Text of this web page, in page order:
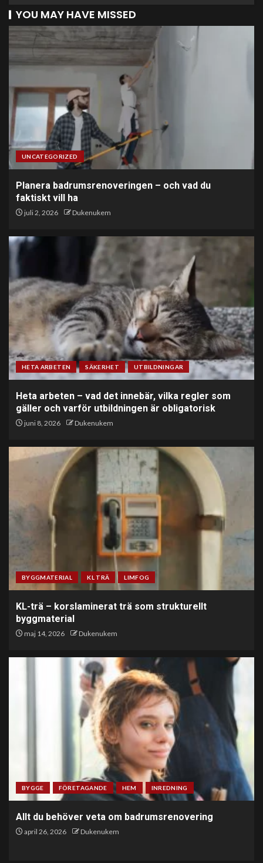
YOU MAY HAVE MISSED
UNCATEGORIZED
Planera badrumsrenoveringen – och vad du
faktiskt vill ha
juli 2, 2026 Dukenukem
HETA ARBETEN SÄKERHET UTBILDNINGAR
Heta arbeten – vad det innebär, vilka regler som
gäller och varför utbildningen är obligatorisk
juni 8, 2026 Dukenukem
BYGGMATERIAL KL TRÄ LIMFOG
KL-trä – korslaminerat trä som strukturellt
byggmaterial
maj 14, 2026 Dukenukem
BYGGE FÖRETAGANDE HEM INREDNING
Allt du behöver veta om badrumsrenovering
april 26, 2026 Dukenukem